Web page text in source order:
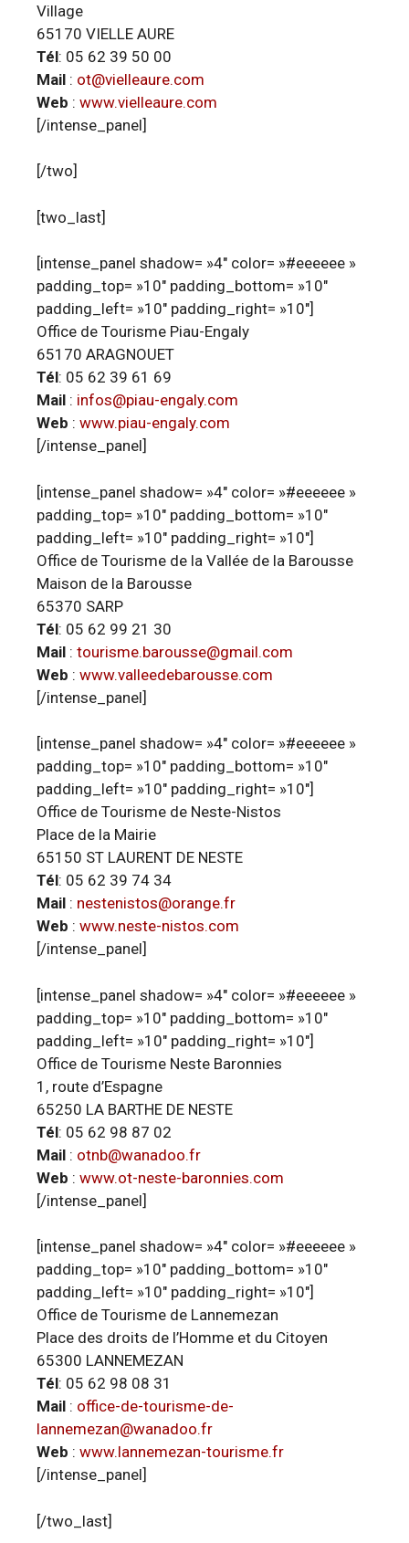
Village
65170 VIELLE AURE
Tél: 05 62 39 50 00
Mail : ot@vielleaure.com
Web : www.vielleaure.com
[/intense_panel]
[/two]
[two_last]
[intense_panel shadow= »4″ color= »#eeeeee »
padding_top= »10″ padding_bottom= »10″
padding_left= »10″ padding_right= »10″]
Office de Tourisme Piau-Engaly
65170 ARAGNOUET
Tél: 05 62 39 61 69
Mail : infos@piau-engaly.com
Web : www.piau-engaly.com
[/intense_panel]
[intense_panel shadow= »4″ color= »#eeeeee »
padding_top= »10″ padding_bottom= »10″
padding_left= »10″ padding_right= »10″]
Office de Tourisme de la Vallée de la Barousse
Maison de la Barousse
65370 SARP
Tél: 05 62 99 21 30
Mail : tourisme.barousse@gmail.com
Web : www.valleedebarousse.com
[/intense_panel]
[intense_panel shadow= »4″ color= »#eeeeee »
padding_top= »10″ padding_bottom= »10″
padding_left= »10″ padding_right= »10″]
Office de Tourisme de Neste-Nistos
Place de la Mairie
65150 ST LAURENT DE NESTE
Tél: 05 62 39 74 34
Mail : nestenistos@orange.fr
Web : www.neste-nistos.com
[/intense_panel]
[intense_panel shadow= »4″ color= »#eeeeee »
padding_top= »10″ padding_bottom= »10″
padding_left= »10″ padding_right= »10″]
Office de Tourisme Neste Baronnies
1, route d’Espagne
65250 LA BARTHE DE NESTE
Tél: 05 62 98 87 02
Mail : otnb@wanadoo.fr
Web : www.ot-neste-baronnies.com
[/intense_panel]
[intense_panel shadow= »4″ color= »#eeeeee »
padding_top= »10″ padding_bottom= »10″
padding_left= »10″ padding_right= »10″]
Office de Tourisme de Lannemezan
Place des droits de l’Homme et du Citoyen
65300 LANNEMEZAN
Tél: 05 62 98 08 31
Mail : office-de-tourisme-de-
lannemezan@wanadoo.fr
Web : www.lannemezan-tourisme.fr
[/intense_panel]
[/two_last]